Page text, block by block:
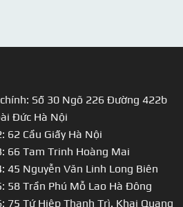
Số 30 Ngõ 226 Đường 422b
Đức Hà Nội
62 Cầu Giấy Hà Nội
66 Tam Trinh Hoàng Mai
45 Nguyễn Văn Linh Long Biên
58 Trần Phú Mỗ Lao Hà Đông
75 Tứ Hiệp Thanh Trì. Khai Quang